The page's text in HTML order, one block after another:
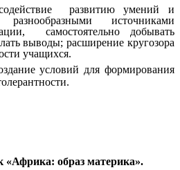
развитию умений и
источниками
самостоятельно добывать
выводы; расширение кругозора
учащихся.
условий для формирования
материка».